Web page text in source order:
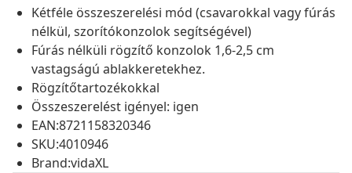
Kétféle összeszerelési mód (csavarokkal vagy fúrás
nélkül, szorítókonzolok segítségével)
Fúrás nélküli rögzítő konzolok 1,6-2,5 cm
vastagságú ablakkeretekhez.
Rögzítőtartozékokkal
Összeszerelést igényel: igen
EAN:8721158320346
SKU:4010946
Brand:vidaXL